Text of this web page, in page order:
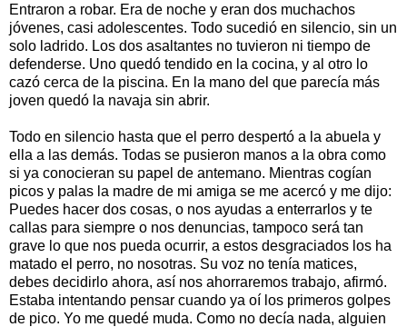
Entraron a robar. Era de noche y eran dos muchachos
jóvenes, casi adolescentes. Todo sucedió en silencio, sin un
solo ladrido. Los dos asaltantes no tuvieron ni tiempo de
defenderse. Uno quedó tendido en la cocina, y al otro lo
cazó cerca de la piscina. En la mano del que parecía más
joven quedó la navaja sin abrir.
Todo en silencio hasta que el perro despertó a la abuela y
ella a las demás. Todas se pusieron manos a la obra como
si ya conocieran su papel de antemano. Mientras cogían
picos y palas la madre de mi amiga se me acercó y me dijo:
Puedes hacer dos cosas, o nos ayudas a enterrarlos y te
callas para siempre o nos denuncias, tampoco será tan
grave lo que nos pueda ocurrir, a estos desgraciados los ha
matado el perro, no nosotras. Su voz no tenía matices,
debes decidirlo ahora, así nos ahorraremos trabajo, afirmó.
Estaba intentando pensar cuando ya oí los primeros golpes
de pico. Yo me quedé muda. Como no decía nada, alguien